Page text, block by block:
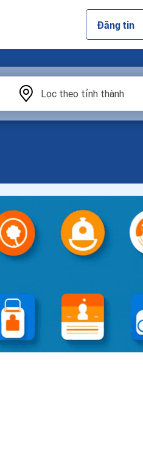
Đăng tin
Lọc theo tỉnh thành